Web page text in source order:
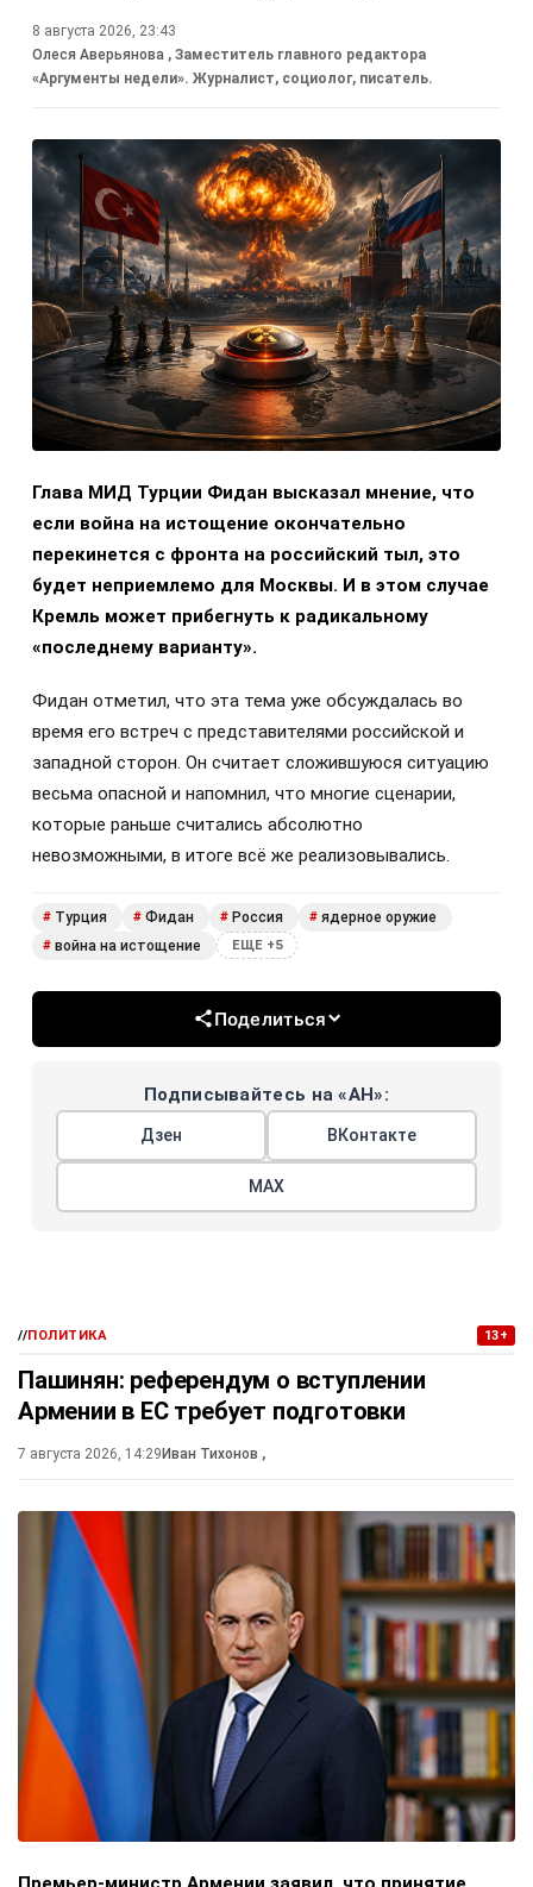
8 августа 2026, 23:43
Олеся Аверьянова , Заместитель главного редактора
«Аргументы недели». Журналист, социолог, писатель.
Глава МИД Турции Фидан высказал мнение, что
если война на истощение окончательно
перекинется с фронта на российский тыл, это
будет неприемлемо для Москвы. И в этом случае
Кремль может прибегнуть к радикальному
«последнему варианту».
Фидан отметил, что эта тема уже обсуждалась во
время его встреч с представителями российской и
западной сторон. Он считает сложившуюся ситуацию
весьма опасной и напомнил, что многие сценарии,
которые раньше считались абсолютно
невозможными, в итоге всё же реализовывались.
# Турция # Фидан # Россия # ядерное оружие
# война на истощение ЕЩЕ +5
Поделиться
Подписывайтесь на «АН»:
Дзен ВКонтакте
МАХ
//ПОЛИТИКА 13+
Пашинян: референдум о вступлении
Армении в ЕС требует подготовки
7 августа 2026, 14:29Иван Тихонов ,